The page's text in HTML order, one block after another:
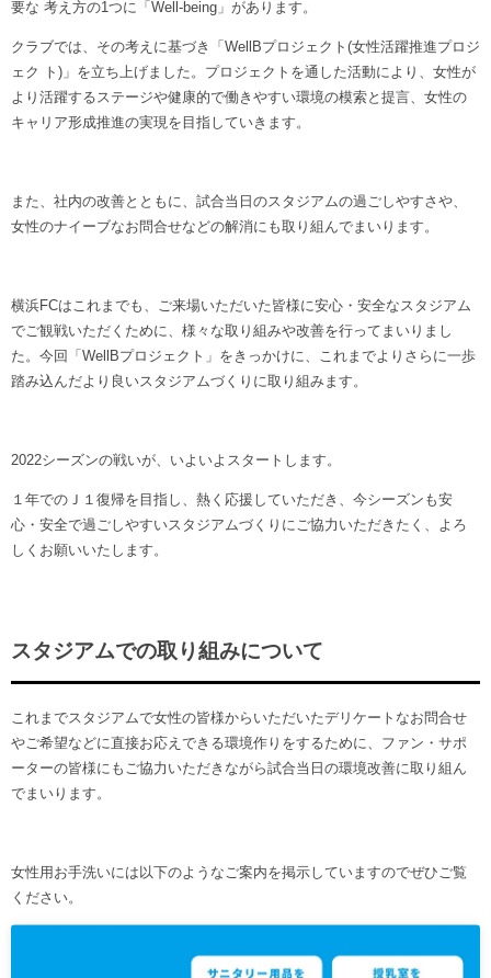
横浜FCスポーツクラブ
ニッパツ横浜FCシーガルズ
学生インターンシップ
オリジナルビール
アカデミー選手
アカデミースタッフ
フェニックスクラブ
チアスクール
パートナー一覧
あしながドリーム基金
お問い合わせ
お問い合わせ
要な 考え方の1つに「Well-being」があります。
クラブでは、その考えに基づき「WellBプロジェクト(女性活躍推進プロジ
ェク ト)」を立ち上げました。プロジェクトを通した活動により、女性が
より活躍するステージや健康的で働きやすい環境の模索と提言、女性の
キャリア形成推進の実現を目指していきます。
また、社内の改善とともに、試合当日のスタジアムの過ごしやすさや、
女性のナイーブなお問合せなどの解消にも取り組んでまいります。
横浜FCはこれまでも、ご来場いただいた皆様に安心・安全なスタジアム
でご観戦いただくために、様々な取り組みや改善を行ってまいりまし
た。今回「WellBプロジェクト」をきっかけに、これまでよりさらに一歩
踏み込んだより良いスタジアムづくりに取り組みます。
2022シーズンの戦いが、いよいよスタートします。
１年でのＪ１復帰を目指し、熱く応援していただき、今シーズンも安
心・安全で過ごしやすいスタジアムづくりにご協力いただきたく、よろ
しくお願いいたします。
スタジアムでの取り組みについて
これまでスタジアムで女性の皆様からいただいたデリケートなお問合せ
やご希望などに直接お応えできる環境作りをするために、ファン・サポ
ーターの皆様にもご協力いただきながら試合当日の環境改善に取り組ん
でまいります。
女性用お手洗いには以下のようなご案内を掲示していますのでぜひご覧
ください。